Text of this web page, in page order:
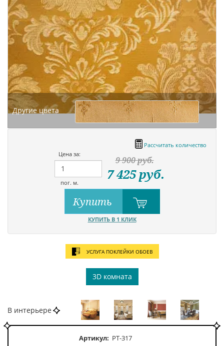
Другие цвета
Рассчитать количество
Цена за:
пог. м.
9 900руб.
7 425руб.
Купить
КУПИТЬ В 1 КЛИК
УСЛУГА ПОКЛЕЙКИ ОБОЕВ
3D комната
В интерьере
Артикул: PT-317